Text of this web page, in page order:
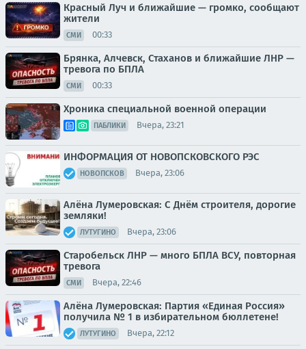
Красный Луч и ближайшие — громко, сообщают
жители
СМИ 00:33
Брянка, Алчевск, Стаханов и ближайшие ЛНР —
тревога по БПЛА
СМИ 00:33
Хроника специальной военной операции
ПАБЛИКИ Вчера, 23:21
ИНФОРМАЦИЯ ОТ НОВОПСКОВСКОГО РЭС
НОВОПСКОВ Вчера, 23:06
Алёна Лумеровская: С Днём строителя, дорогие
земляки!
ЛУТУГИНО Вчера, 23:06
Старобельск ЛНР — много БПЛА ВСУ, повторная
тревога
СМИ Вчера, 22:46
Алёна Лумеровская: Партия «Единая Россия»
получила № 1 в избирательном бюллетене!
ЛУТУГИНО Вчера, 22:12